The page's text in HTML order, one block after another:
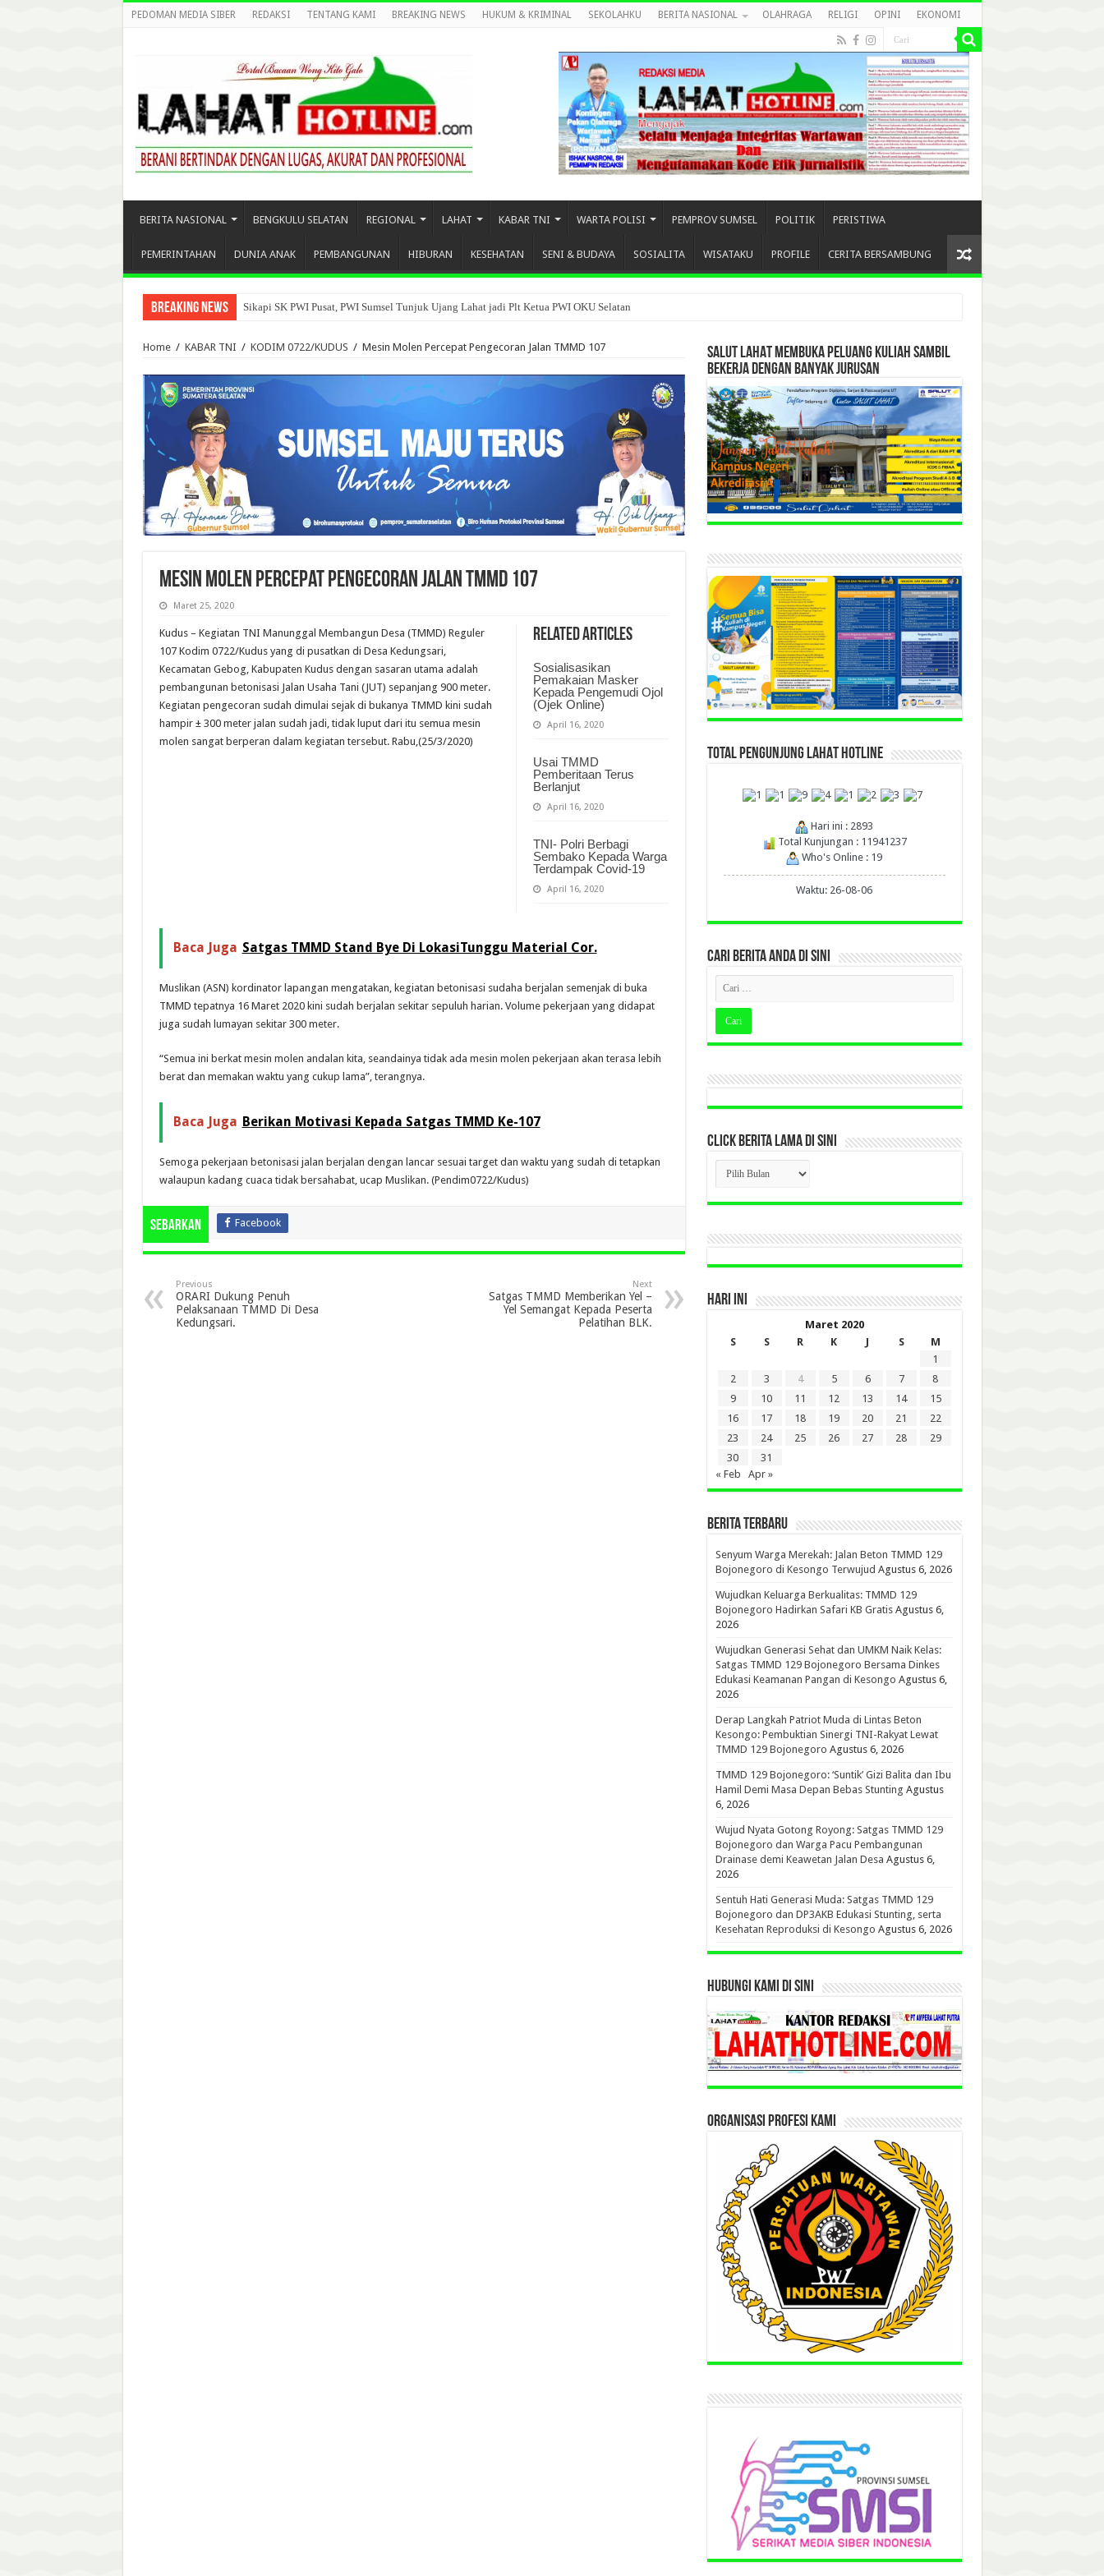
PEDOMAN MEDIA SIBER REDAKSI TENTANG KAMI BREAKING NEWS HUKUM & KRIMINAL SEKOLAHKU BERITA NASIONAL OLAHRAGA RELIGI OPINI EKONOMI
BERITA NASIONAL BENGKULU SELATAN REGIONAL LAHAT KABAR TNI WARTA POLISI PEMPROV SUMSEL POLITIK PERISTIWA
PEMERINTAHAN DUNIA ANAK PEMBANGUNAN HIBURAN KESEHATAN SENI & BUDAYA SOSIALITA WISATAKU PROFILE CERITA BERSAMBUNG
Breaking News Sikapi SK PWI Pusat, PWI Sumsel Tunjuk Ujang Lahat jadi Plt Ketua PWI OKU Selatan
Home / KABAR TNI / KODIM 0722/KUDUS / Mesin Molen Percepat Pengecoran Jalan TMMD 107
Mesin Molen Percepat Pengecoran Jalan TMMD 107
Maret 25, 2020
Related Articles
Sosialisasikan
Pemakaian Masker
Kepada Pengemudi Ojol
(Ojek Online)
April 16, 2020
Usai TMMD
Pemberitaan Terus
Berlanjut
April 16, 2020
TNI- Polri Berbagi
Sembako Kepada Warga
Terdampak Covid-19
April 16, 2020
Kudus – Kegiatan TNI Manunggal Membangun Desa (TMMD) Reguler
107 Kodim 0722/Kudus yang di pusatkan di Desa Kedungsari,
Kecamatan Gebog, Kabupaten Kudus dengan sasaran utama adalah
pembangunan betonisasi Jalan Usaha Tani (JUT) sepanjang 900 meter.
Kegiatan pengecoran sudah dimulai sejak di bukanya TMMD kini sudah
hampir ± 300 meter jalan sudah jadi, tidak luput dari itu semua mesin
molen sangat berperan dalam kegiatan tersebut. Rabu,(25/3/2020)
Baca Juga Satgas TMMD Stand Bye Di LokasiTunggu Material Cor.
Muslikan (ASN) kordinator lapangan mengatakan, kegiatan betonisasi sudaha berjalan semenjak di buka
TMMD tepatnya 16 Maret 2020 kini sudah berjalan sekitar sepuluh harian. Volume pekerjaan yang didapat
juga sudah lumayan sekitar 300 meter.
“Semua ini berkat mesin molen andalan kita, seandainya tidak ada mesin molen pekerjaan akan terasa lebih
berat dan memakan waktu yang cukup lama”, terangnya.
Baca Juga Berikan Motivasi Kepada Satgas TMMD Ke-107
Semoga pekerjaan betonisasi jalan berjalan dengan lancar sesuai target dan waktu yang sudah di tetapkan
walaupun kadang cuaca tidak bersahabat, ucap Muslikan. (Pendim0722/Kudus)
Sebarkan Facebook
Previous
ORARI Dukung Penuh
Pelaksanaan TMMD Di Desa
Kedungsari.
Next
Satgas TMMD Memberikan Yel –
Yel Semangat Kepada Peserta
Pelatihan BLK.
SALUT LAHAT MEMBUKA PELUANG KULIAH SAMBIL
BEKERJA DENGAN BANYAK JURUSAN
TOTAL PENGUNJUNG LAHAT HOTLINE
Hari ini : 2893
Total Kunjungan : 11941237
Who's Online : 19
Waktu: 26-08-06
CARI BERITA ANDA DI SINI
CLICK BERITA LAMA DI SINI
CLICK
BERITA
LAMA
DI
HARI INI
Maret 2020
S
S R K J S
M
1
2
3 4 5 6 7
8
9
10 11 12 13 14
15
16
17 18 19 20 21
22
23
24 25 26 27 28
29
30
31
« Feb
Apr »
BERITA TERBARU
Senyum Warga Merekah: Jalan Beton TMMD 129
Bojonegoro di Kesongo Terwujud Agustus 6, 2026
Wujudkan Keluarga Berkualitas: TMMD 129
Bojonegoro Hadirkan Safari KB Gratis Agustus 6,
2026
Wujudkan Generasi Sehat dan UMKM Naik Kelas:
Satgas TMMD 129 Bojonegoro Bersama Dinkes
Edukasi Keamanan Pangan di Kesongo Agustus 6,
2026
Derap Langkah Patriot Muda di Lintas Beton
Kesongo: Pembuktian Sinergi TNI-Rakyat Lewat
TMMD 129 Bojonegoro Agustus 6, 2026
TMMD 129 Bojonegoro: ‘Suntik’ Gizi Balita dan Ibu
Hamil Demi Masa Depan Bebas Stunting Agustus
6, 2026
Wujud Nyata Gotong Royong: Satgas TMMD 129
Bojonegoro dan Warga Pacu Pembangunan
Drainase demi Keawetan Jalan Desa Agustus 6,
2026
Sentuh Hati Generasi Muda: Satgas TMMD 129
Bojonegoro dan DP3AKB Edukasi Stunting, serta
Kesehatan Reproduksi di Kesongo Agustus 6, 2026
HUBUNGI KAMI DI SINI
ORGANISASI PROFESI KAMI